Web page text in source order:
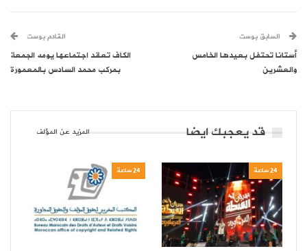
السابق بوست
أستانا تحتفل بعيدها الخامس
والعشرين
القادم بوست
الكاف تعقد اجتماعها يومه الجمعة
بمركب محمد السادس بالمعمورة
قد يعجبك ايضا المزيد عن المؤلف
24 ساعة 24 ساعة